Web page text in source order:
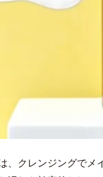
、クレンジングで